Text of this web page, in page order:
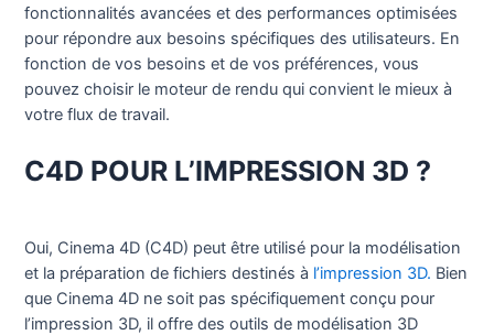
fonctionnalités avancées et des performances optimisées
pour répondre aux besoins spécifiques des utilisateurs. En
fonction de vos besoins et de vos préférences, vous
pouvez choisir le moteur de rendu qui convient le mieux à
votre flux de travail.
C4D POUR L’IMPRESSION 3D ?
Oui, Cinema 4D (C4D) peut être utilisé pour la modélisation
et la préparation de fichiers destinés à l’impression 3D. Bien
que Cinema 4D ne soit pas spécifiquement conçu pour
l’impression 3D, il offre des outils de modélisation 3D